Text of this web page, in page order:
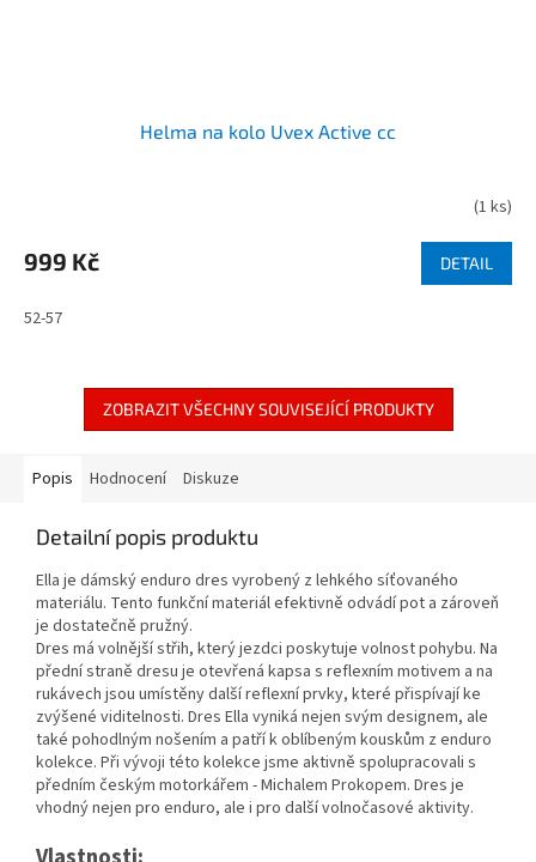
Helma na kolo Uvex Active cc
(1 ks)
999 Kč DETAIL
52-57
ZOBRAZIT VŠECHNY SOUVISEJÍCÍ PRODUKTY
Popis Hodnocení Diskuze
Detailní popis produktu
Ella je dámský enduro dres vyrobený z lehkého síťovaného
materiálu. Tento funkční materiál efektivně odvádí pot a zároveň
je dostatečně pružný.
Dres má volnější střih, který jezdci poskytuje volnost pohybu. Na
přední straně dresu je otevřená kapsa s reflexním motivem a na
rukávech jsou umístěny další reflexní prvky, které přispívají ke
zvýšené viditelnosti. Dres Ella vyniká nejen svým designem, ale
také pohodlným nošením a patří k oblíbeným kouskům z enduro
kolekce. Při vývoji této kolekce jsme aktivně spolupracovali s
předním českým motorkářem - Michalem Prokopem. Dres je
vhodný nejen pro enduro, ale i pro další volnočasové aktivity.